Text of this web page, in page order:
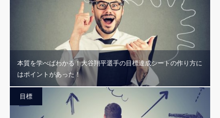
本質を学べばわかる！大谷翔平選手の目標達成シートの作り方に
はポイントがあった！
目標